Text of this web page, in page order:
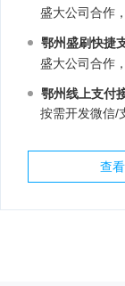
盛大公司合作
鄂州盛刷快捷
盛大公司合作
鄂州线上支付
按需开发微信/
查